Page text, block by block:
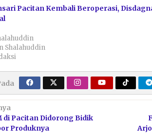
Pacitan Kembali Beroperasi,
Shalahuddin
di Pacitan Didorong Bidik
Produknya